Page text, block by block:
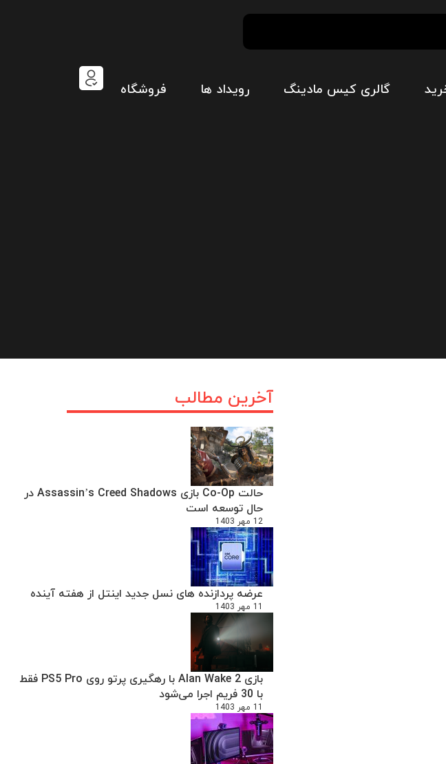
گالری کیس مادینگ رویداد ها فروشگاه
آخرین مطالب
حالت Co-Op بازی Assassin’s Creed Shadows در
حال توسعه است
12 مهر 1403
عرضه پردازنده های نسل جدید اینتل از هفته آینده
11 مهر 1403
بازی Alan Wake 2 با رهگیری پرتو روی PS5 Pro فقط
با 30 فریم اجرا می‌شود
11 مهر 1403